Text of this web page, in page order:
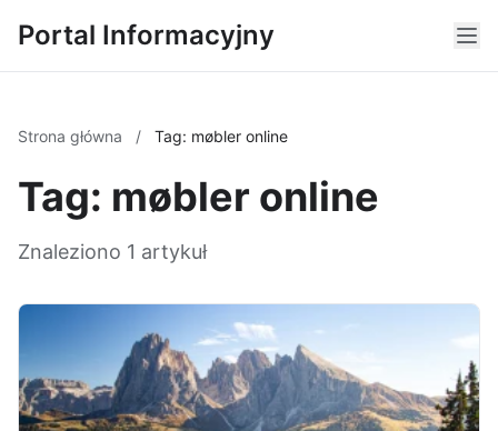
Portal Informacyjny
Strona główna / Tag: møbler online
Tag: møbler online
Znaleziono 1 artykuł